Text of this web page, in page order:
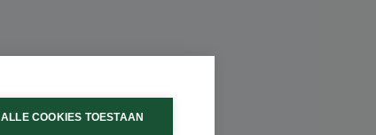
ALLE COOKIES TOESTAAN